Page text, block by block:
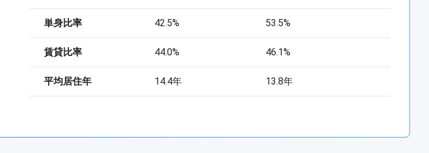
単身比率 42.5% 53.5%
賃貸比率 44.0% 46.1%
平均居住年 14.4年 13.8年